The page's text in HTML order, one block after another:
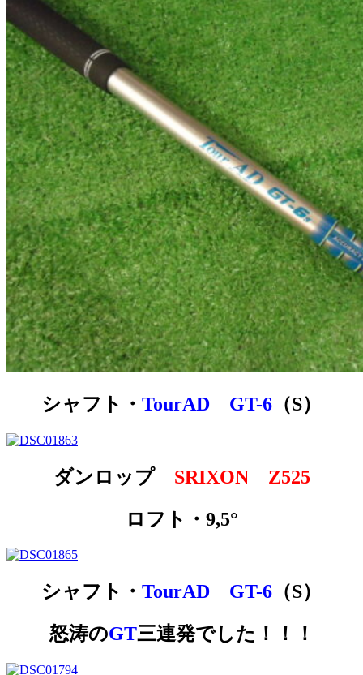
シャフト・ TourAD GT-6 （S）
ダンロップ SRIXON Z525
ロフト・9,5°
シャフト・ TourAD GT-6 （S）
怒涛のGT三連発でした！！！